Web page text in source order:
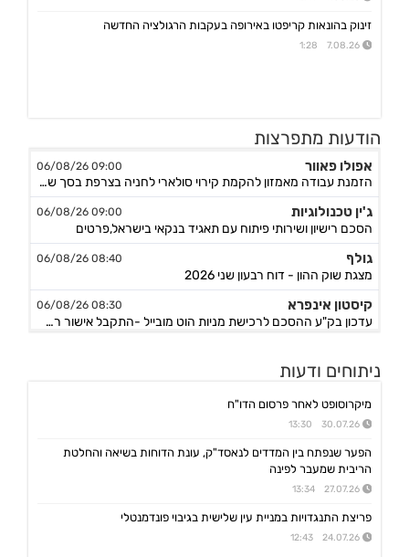
זינוק בהונאות קריפטו באירופה בעקבות הרגולציה החדשה
7.08.26 1:28
הודעות מתפרצות
אפולו פאוור 09:00 06/08/26
הזמנת עבודה מאמזון להקמת קירוי סולארי לחניה בצרפת בסך של כ-2 מ'ש"ח,המשך
ג'ין טכנולוגיות 09:00 06/08/26
הסכם רישיון ושירותי פיתוח עם תאגיד בנקאי בישראל,פרטים
גולף 08:40 06/08/26
מצגת שוק ההון - דוח רבעון שני 2026
קיסטון אינפרא 08:30 06/08/26
עדכון בק"ע ההסכם לרכישת מניות הוט מובייל -התקבל אישור רשות התחרות לביצוע העסקה
נופר אנרג'י
מצגת משקיעים רבעון שני לשנת 2026
אינפליי
פינרג'י
ניתוחים ודעות
מיקרוסופט לאחר פרסום הדו"ח
30.07.26 13:30
הפער שנפתח בין המדדים לנאסד"ק, עונת הדוחות בשיאה והחלטת
הריבית שמעבר לפינה
27.07.26 13:34
פריצת התנגדויות במניית עין שלישית בגיבוי פונדמנטלי
24.07.26 12:43